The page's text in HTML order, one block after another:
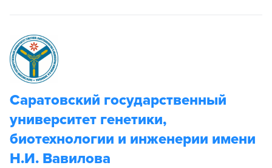
Саратовский государственный
университет генетики,
биотехнологии и инженерии имени
Н.И. Вавилова